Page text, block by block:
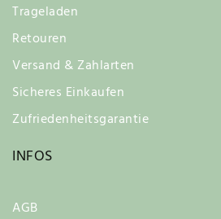
Trageladen
Retouren
Versand & Zahlarten
Sicheres Einkaufen
Zufriedenheitsgarantie
INFOS
AGB